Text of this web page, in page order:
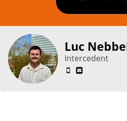
Luc
Intercedent